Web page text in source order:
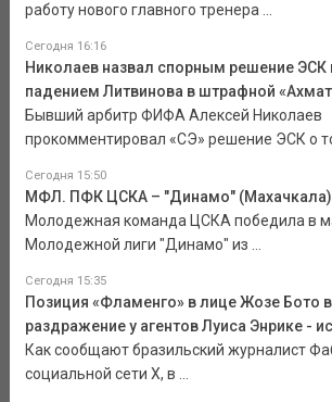
работу нового главного тренера ...
Сегодня 16:16
Николаев назвал спорным решение ЭСК
падением Литвинова в штрафной
Бывший арбитр ФИФА Алексей Николаев
прокомментировал «СЭ» решение ЭСК о
Сегодня 15:50
МФЛ. ПФК ЦСКА – "Динамо" (Махачкала)
Молодежная команда ЦСКА победила в
Молодежной лиги "Динамо" из ...
Сегодня 15:35
Позиция «Фламенго» в лице Жозе Бото
раздражение у агентов Луиса Энрике -
Как сообщают бразильский журналист
социальной сети Х, в ...